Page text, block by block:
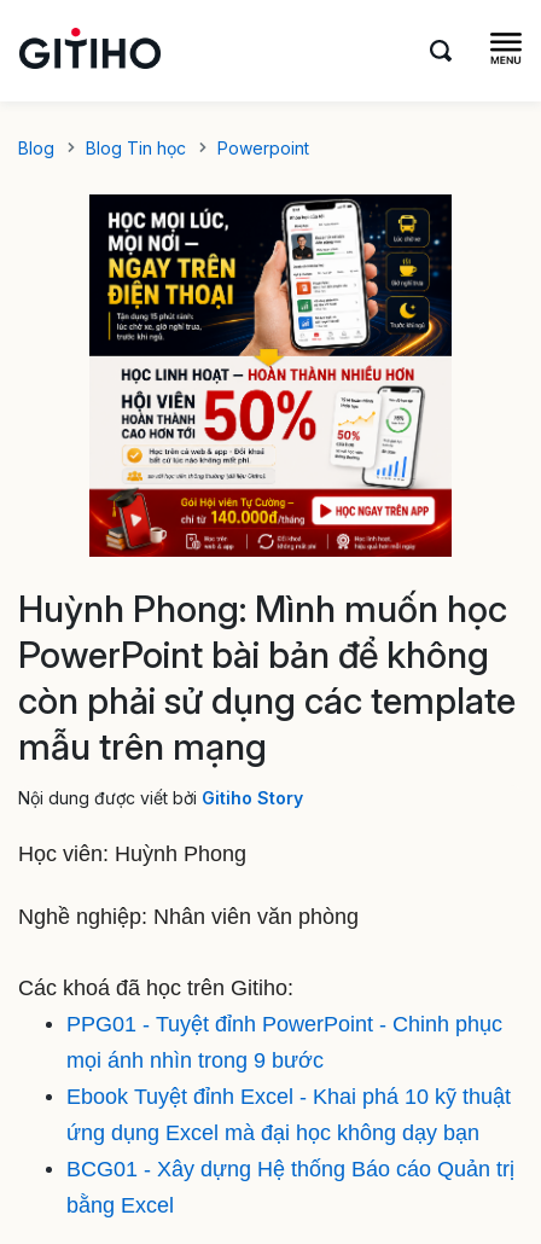
Blog Blog Tin học Powerpoint
Huỳnh Phong: Mình muốn học
PowerPoint bài bản để không
còn phải sử dụng các template
mẫu trên mạng
Nội dung được viết bởi Gitiho Story
Học viên: Huỳnh Phong
Nghề nghiệp: Nhân viên văn phòng
Các khoá đã học trên Gitiho:
PPG01 - Tuyệt đỉnh PowerPoint - Chinh phục
mọi ánh nhìn trong 9 bước
Ebook Tuyệt đỉnh Excel - Khai phá 10 kỹ thuật
ứng dụng Excel mà đại học không dạy bạn
BCG01 - Xây dựng Hệ thống Báo cáo Quản trị
bằng Excel